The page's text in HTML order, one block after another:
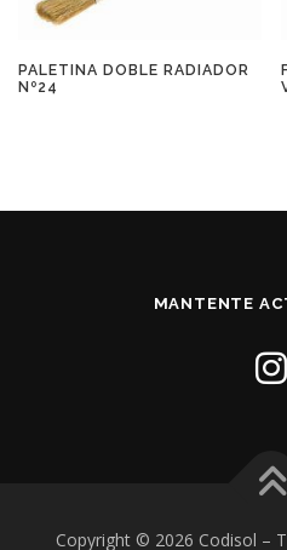
PALETINA DOBLE RADIADOR
Nº24
MANTENTE
Copyright © 2026 Codisol –